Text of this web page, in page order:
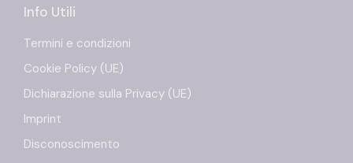
Info Utili
Termini e condizioni
Cookie Policy (UE)
Dichiarazione sulla Privacy (UE)
Imprint
Disconoscimento